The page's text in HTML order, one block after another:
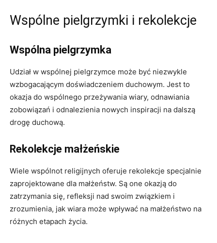
Wspólne pielgrzymki i rekolekcje
Wspólna pielgrzymka
Udział w wspólnej pielgrzymce może być niezwykle
wzbogacającym doświadczeniem duchowym. Jest to
okazja do wspólnego przeżywania wiary, odnawiania
zobowiązań i odnalezienia nowych inspiracji na dalszą
drogę duchową.
Rekolekcje małżeńskie
Wiele wspólnot religijnych oferuje rekolekcje specjalnie
zaprojektowane dla małżeństw. Są one okazją do
zatrzymania się, refleksji nad swoim związkiem i
zrozumienia, jak wiara może wpływać na małżeństwo na
różnych etapach życia.